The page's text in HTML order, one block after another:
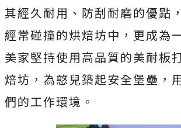
其經久耐用、防刮耐磨的優點
經常碰撞的烘焙坊中，更成為
美家堅持使用高品質的美耐板
焙坊，為憨兒築起安全堡壘，
們的工作環境。